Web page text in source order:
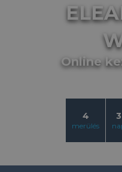
Online
4
merülés
3